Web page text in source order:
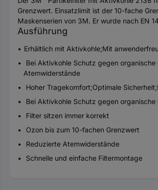
Grenzwert. Einsatzlimit ist der 10-fache
Maskenserien von 3M. Er wurde nach EN
Ausführung
Erhältlich mit Aktivkohle;Mit
Bei Aktivkohle Schutz gegen
Atemwiderstände
Hoher Tragekomfort;Optimale
Bei Aktivkohle Schutz gegen organische
Filter sitzen immer korrekt
Ozon bis zum 10-fachen Grenzwert
Reduzierte Atemwiderstände
Schnelle und einfache Filtermontage